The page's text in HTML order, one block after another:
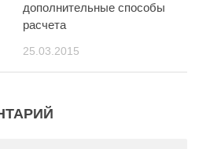
дополнительные способы
расчета
25.03.2015